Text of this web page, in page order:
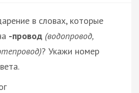
в словах, которые
-провод (водопровод,
? Укажи номер